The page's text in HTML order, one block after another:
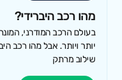
מהו רכב היברידי?
בעולם הרכב המודרני,
יותר ויותר. אבל מהו רכב
שילוב מרתק